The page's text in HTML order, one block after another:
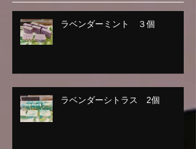
ラベンダーミント ３個
ラベンダーシトラス 2個